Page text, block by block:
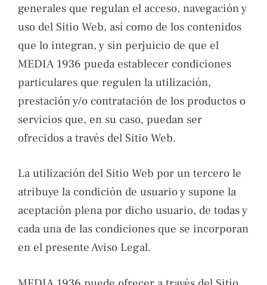
generales que regulan el acceso, navegación y
uso del Sitio Web, así como de los contenidos
que lo integran, y sin perjuicio de que el
MEDIA 1936 pueda establecer condiciones
particulares que regulen la utilización,
prestación y/o contratación de los productos o
servicios que, en su caso, puedan ser
ofrecidos a través del Sitio Web.
La utilización del Sitio Web por un tercero le
atribuye la condición de usuario y supone la
aceptación plena por dicho usuario, de todas y
cada una de las condiciones que se incorporan
en el presente Aviso Legal.